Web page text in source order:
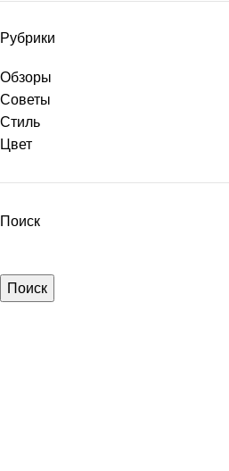
Рубрики
Обзоры
Советы
Стиль
Цвет
Поиск
Поиск